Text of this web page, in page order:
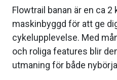
Flowtrail banan är en ca
maskinbyggd för att ge
cykelupplevelse. Med
och roliga features blir
utmaning för både